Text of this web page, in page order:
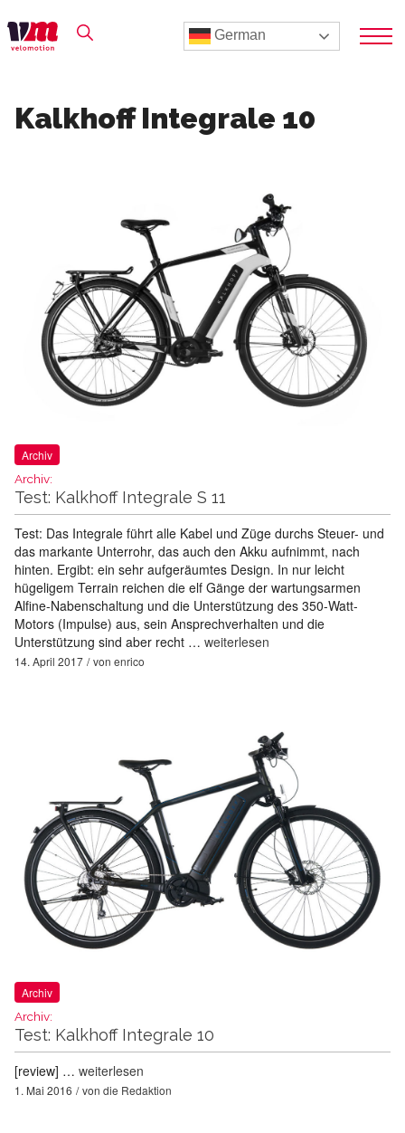
German
Kalkhoff Integrale 10
Archiv
Archiv:
Test: Kalkhoff Integrale S 11
Test: Das Integrale führt alle Kabel und Züge durchs Steuer- und
das markante Unterrohr, das auch den Akku aufnimmt, nach
hinten. Ergibt: ein sehr aufgeräumtes Design. In nur leicht
hügeligem Terrain reichen die elf Gänge der wartungsarmen
Alfine-Nabenschaltung und die Unterstützung des 350-Watt-
Motors (Impulse) aus, sein Ansprechverhalten und die
Unterstützung sind aber recht … weiterlesen
14. April 2017 von enrico
Archiv
Archiv:
Test: Kalkhoff Integrale 10
[review] … weiterlesen
1. Mai 2016 von die Redaktion